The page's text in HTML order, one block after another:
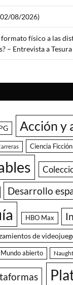
08/2026)
formato físico a las
– Entrevista a Tesura
Acción y
Ciencia Ficción
Desarrollo
HBO Max
de
Mundo abierto